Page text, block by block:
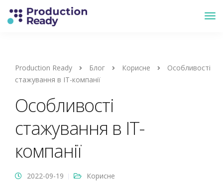
Production Ready Блог Корисне
Особливості
стажування в ІТ-компанії
Особливості
стажування в ІТ-
компанії
2022-09-19 Корисне